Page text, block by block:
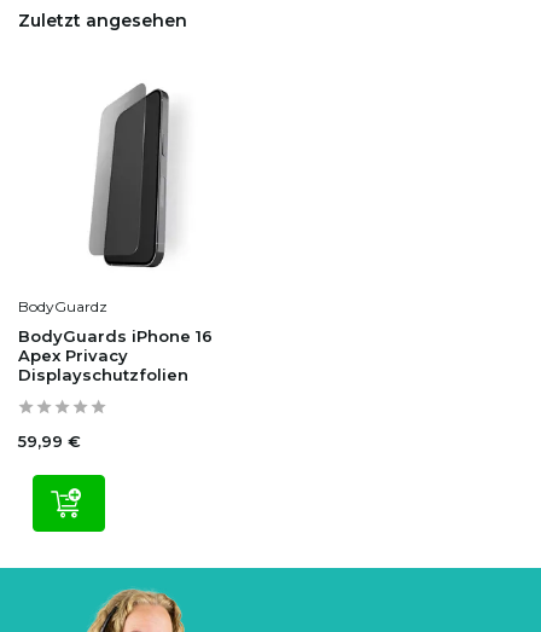
Zuletzt angesehen
BodyGuardz
BodyGuards iPhone 16
Apex Privacy
Displayschutzfolien
59,99 €